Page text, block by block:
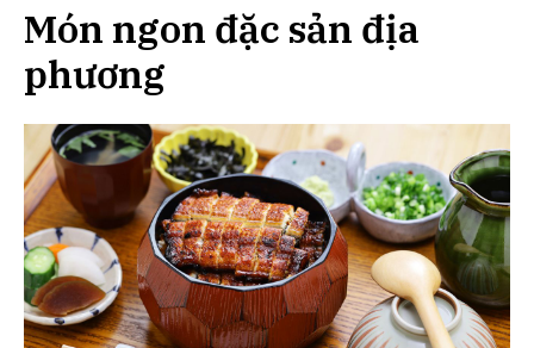
Món ngon đặc sản địa
phương